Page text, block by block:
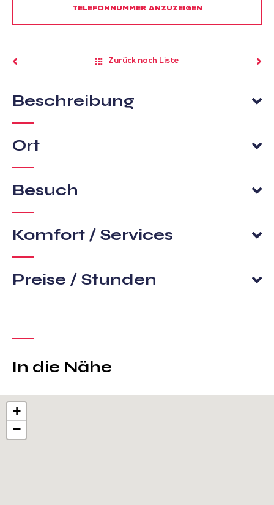
TELEFONNUMMER ANZUZEIGEN
Zurück nach Liste
Beschreibung
Ort
Besuch
Komfort / Services
Preise / Stunden
In die Nähe
+
−